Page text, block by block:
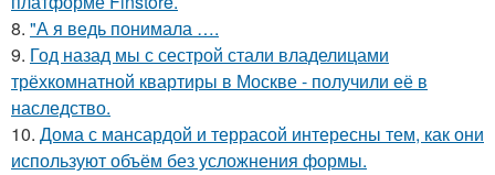
8. "А я ведь понимала ….
9. Год назад мы с сестрой стали владелицами
трёхкомнатной квартиры в Москве - получили её в
наследство.
10. Дома с мансардой и террасой интересны тем, как они
используют объём без усложнения формы.